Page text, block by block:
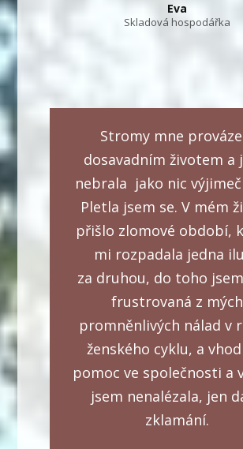
Eva
Skladová hospodářka
Stromy mne
dosavadním životem a
nebrala jako nic
Pletla jsem se. V mém
přišlo zlomové období,
mi rozpadala jedna
za druhou, do toho
frustrovaná z mých
promněnlivých nálad v
ženského cyklu, a
pomoc ve společnosti a
jsem nenalézala, jen
zklamání.